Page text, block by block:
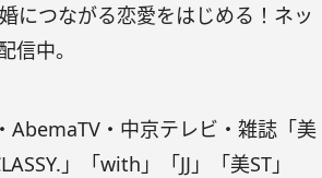
につながる恋愛をはじめる！ネッ
信中。
AbemaTV・中京テレビ・雑誌「美
」「with」「JJ」「美ST」